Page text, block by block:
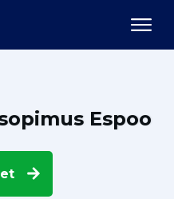
Espoo